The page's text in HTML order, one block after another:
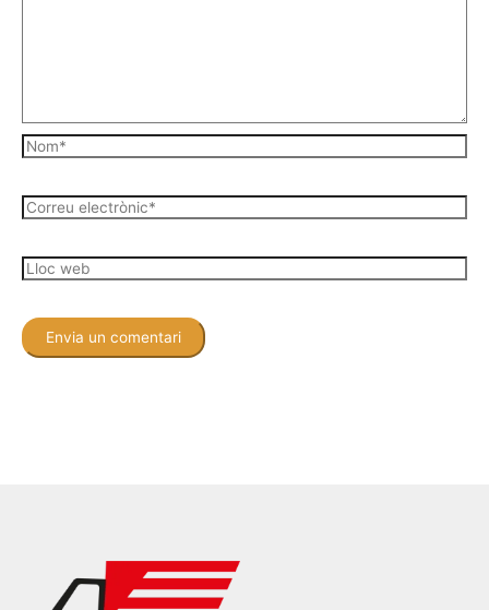
Nom*
Correu
Lloc